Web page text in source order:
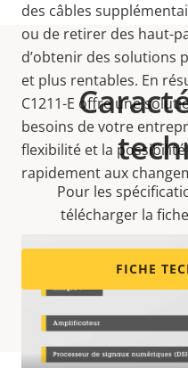
des câbles
ou de retirer des haut-
d’obtenir des solutions
et plus rentables. En
C1211-E offre une
besoins de votre
flexibilité et la
rapidement aux
Pour les
télécharger la
FICHE